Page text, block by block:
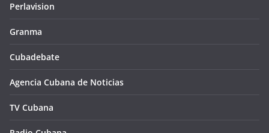
Perlavision
Granma
Cubadebate
Agencia Cubana de Noticias
TV Cubana